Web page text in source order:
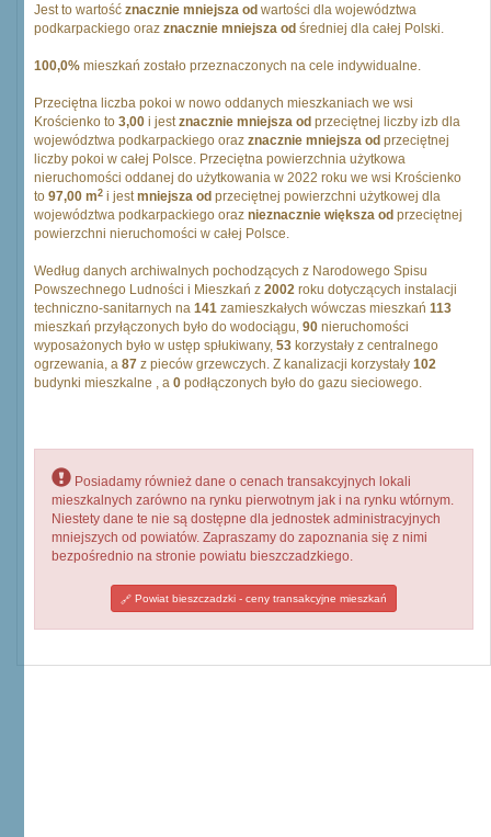
Jest to wartość znacznie mniejsza od wartości dla województwa
podkarpackiego oraz znacznie mniejsza od średniej dla całej Polski.
100,0% mieszkań zostało przeznaczonych na cele indywidualne.
Przeciętna liczba pokoi w nowo oddanych mieszkaniach we wsi
Krościenko to 3,00 i jestznacznie mniejsza od przeciętnej liczby izb dla
województwa podkarpackiego oraz znacznie mniejsza od przeciętnej
liczby pokoi w całej Polsce. Przeciętna powierzchnia użytkowa
nieruchomości oddanej do użytkowania w 2022 roku we wsi Krościenko
to 97,00 m2 i jestmniejsza od przeciętnej powierzchni użytkowej dla
województwa podkarpackiego oraz nieznacznie większa od przeciętnej
powierzchni nieruchomości w całej Polsce.
Według danych archiwalnych pochodzących z Narodowego Spisu
Powszechnego Ludności i Mieszkań z 2002 roku dotyczących instalacji
techniczno-sanitarnych na 141 zamieszkałych wówczas mieszkań 113
mieszkań przyłączonych było do wodociągu, 90 nieruchomości
wyposażonych było w ustęp spłukiwany, 53 korzystały z centralnego
ogrzewania, a 87 z pieców grzewczych. Z kanalizacji korzystały 102
budynki mieszkalne , a 0 podłączonych było do gazu sieciowego.
Posiadamy również dane o cenach transakcyjnych lokali
mieszkalnych zarówno na rynku pierwotnym jak i na rynku wtórnym.
Niestety dane te nie są dostępne dla jednostek administracyjnych
mniejszych od powiatów. Zapraszamy do zapoznania się z nimi
bezpośrednio na stronie powiatu bieszczadzkiego.
Powiat bieszczadzki - ceny transakcyjne mieszkań